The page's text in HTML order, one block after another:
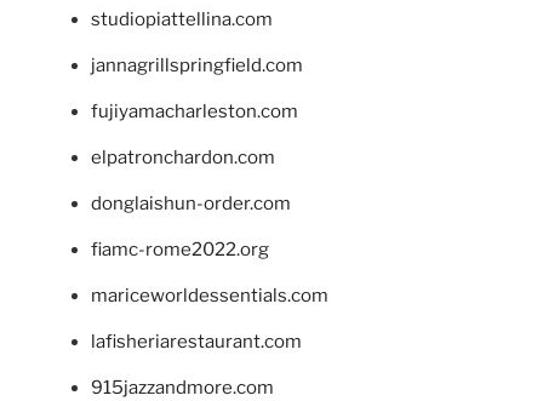
studiopiattellina.com
jannagrillspringfield.com
fujiyamacharleston.com
elpatronchardon.com
donglaishun-order.com
fiamc-rome2022.org
mariceworldessentials.com
lafisheriarestaurant.com
915jazzandmore.com